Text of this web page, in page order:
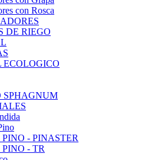
con Rosca
DE RIEGO
ECOLOGICO
SPHAGNUM
PINO - PINASTER
- TR